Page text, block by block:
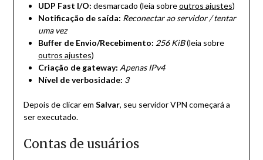
UDP Fast I/O: desmarcado (leia sobreoutros ajustes)
Notificação de saída: Reconectar ao servidor / tentar
uma vez
Buffer de Envio/Recebimento: 256 KiB(leia sobre
outros ajustes)
Criação de gateway: Apenas IPv4
Nível de verbosidade: 3
Depois de clicar em Salvar, seu servidor VPN começará a
ser executado.
Contas de usuários